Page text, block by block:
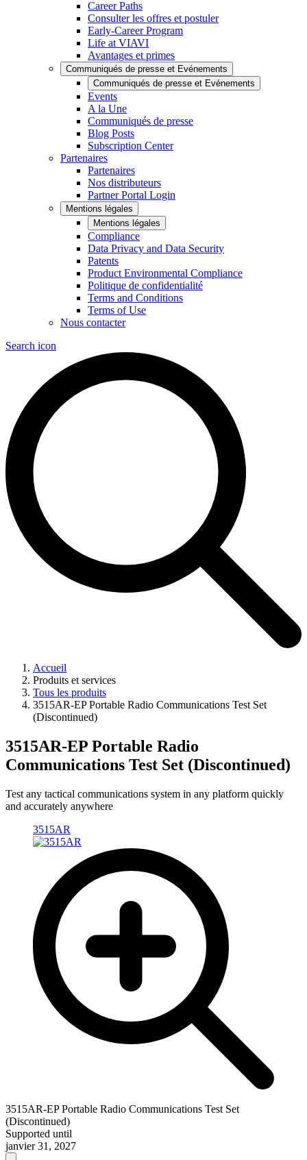
Career Paths
Consulter les offres et postuler
Early-Career Program
Life at VIAVI
Avantages et primes
Communiqués de presse et Evénements
Communiqués de presse et Evénements
Events
A la Une
Communiqués de presse
Blog Posts
Subscription Center
Partenaires
Partenaires
Nos distributeurs
Partner Portal Login
Mentions légales
Mentions légales
Compliance
Data Privacy and Data Security
Patents
Product Environmental Compliance
Politique de confidentialité
Terms and Conditions
Terms of Use
Nous contacter
Search icon
Accueil
Produits et services
Tous les produits
3515AR-EP Portable Radio Communications Test Set
(Discontinued)
3515AR-EP Portable Radio
Communications Test Set (Discontinued)
Test any tactical communications system in any platform quickly
and accurately anywhere
3515AR
3515AR-EP Portable Radio Communications Test Set
(Discontinued)
Supported until
janvier 31, 2027